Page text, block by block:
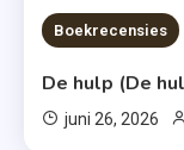
Boekrecensies
De hulp (De
juni 26, 2026